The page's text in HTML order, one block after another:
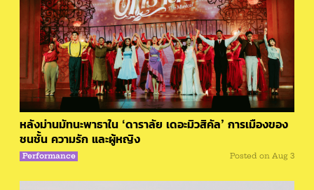
หลังม่านมัทนะพาธาใน ‘ดาราลัย เดอะมิวสิคัล’ การเมืองของ
ชนชั้น ความรัก และผู้หญิง
Performance Posted on Aug 3